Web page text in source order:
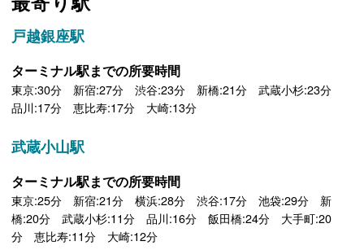
戸越銀座駅
ターミナル駅までの所要時間
東京:30分 新宿:27分 渋谷:23分 新橋:21分 武蔵小杉:23分
品川:17分 恵比寿:17分 大崎:13分
武蔵小山駅
ターミナル駅までの所要時間
東京:25分 新宿:21分 横浜:28分 渋谷:17分 池袋:29分 新
橋:20分 武蔵小杉:11分 品川:16分 飯田橋:24分 大手町:20
分 恵比寿:11分 大崎:12分